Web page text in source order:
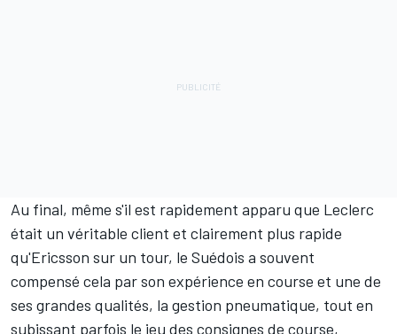
Au final, même s'il est rapidement apparu que Leclerc
était un véritable client et clairement plus rapide
qu'Ericsson sur un tour, le Suédois a souvent
compensé cela par son expérience en course et une de
ses grandes qualités, la gestion pneumatique, tout en
subissant parfois le jeu des consignes de course,